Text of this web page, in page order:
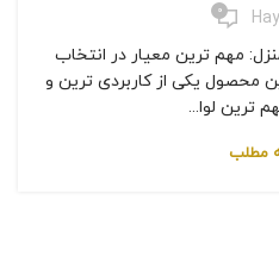
0
مهم ترین معیار در انتخاب
محصول یکی از کاربردی ترین و
ترین لوا...
مطلب